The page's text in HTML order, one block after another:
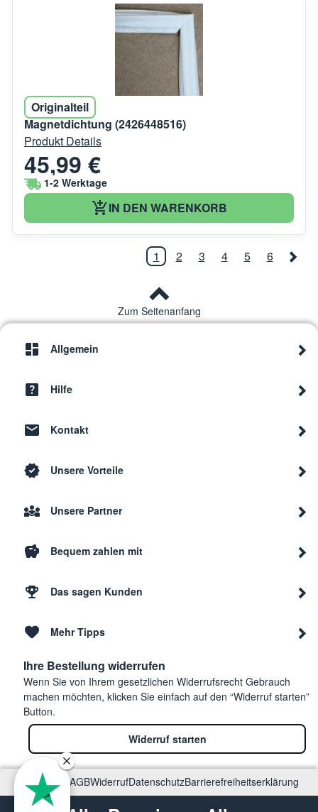
Originalteil
Magnetdichtung (2426448516)
Produkt Details
45,99 €
1-2 Werktage
IN DEN WARENKORB
1 2 3 4 5 6
Zum Seitenanfang
Allgemein
Hilfe
Kontakt
Unsere Vorteile
Unsere Partner
Bequem zahlen mit
Das sagen Kunden
Mehr Tipps
Ihre Bestellung widerrufen
Wenn Sie von Ihrem gesetzlichen Widerrufsrecht Gebrauch
machen möchten, klicken Sie einfach auf den “Widerruf starten”
Button.
Widerruf starten
ImpressumAGBWiderrufDatenschutzBarrierefreiheitserklärung